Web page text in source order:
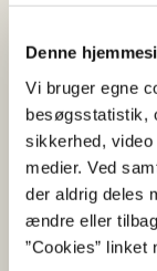
Denne
Vi bruger egne
besøgsstatistik,
sikkerhed, video
medier. Ved
der aldrig deles
ændre eller
”Cookies” linket
Limfjorden øst
Kattegat nord
Jyllands